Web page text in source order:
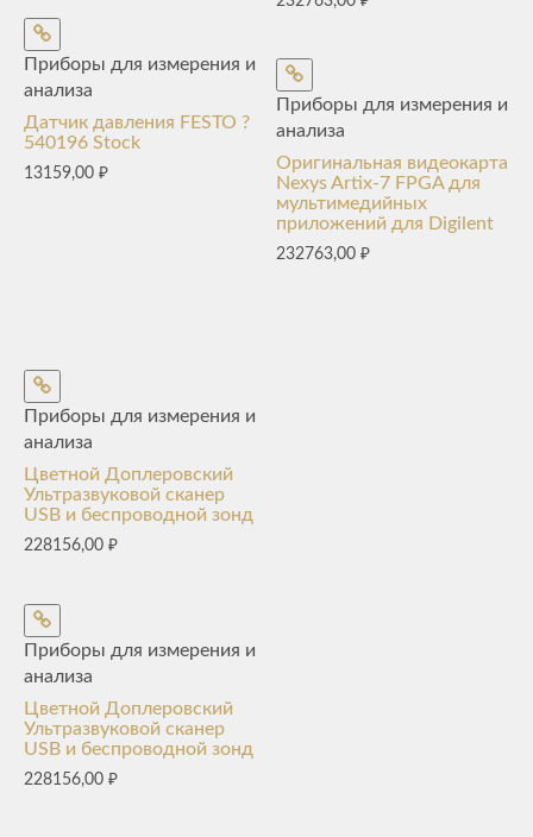
Приборы для измерения и
анализа
Датчик давления FESTO ?
540196 Stock
13159,00 ₽
Приборы для измерения и
анализа
Оригинальная видеокарта
Nexys Artix-7 FPGA для
мультимедийных
приложений для Digilent
232763,00₽
Приборы для измерения и
анализа
Цветной Доплеровский
Ультразвуковой сканер
USB и беспроводной зонд
228156,00 ₽
Приборы для измерения и
анализа
Цветной Доплеровский
Ультразвуковой сканер
USB и беспроводной зонд
228156,00 ₽